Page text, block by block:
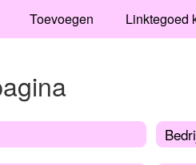
Toevoegen Linktegoed